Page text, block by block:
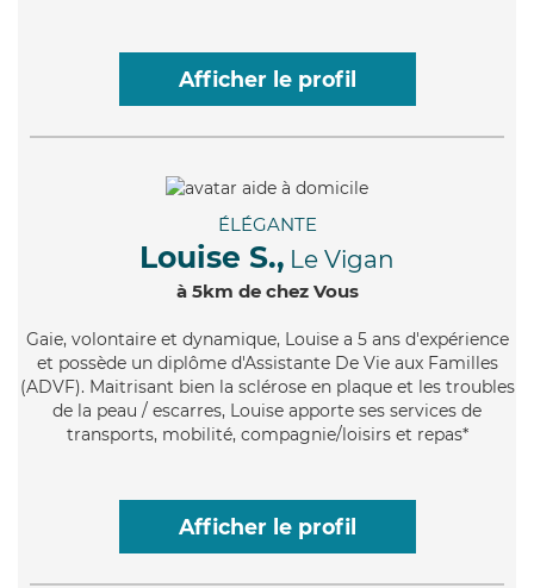
Afficher le profil
ÉLÉGANTE
Louise S., Le Vigan
à 5km de chez Vous
Gaie, volontaire et dynamique, Louise a 5 ans d'expérience
et possède un diplôme d'Assistante De Vie aux Familles
(ADVF). Maitrisant bien la sclérose en plaque et les troubles
de la peau / escarres, Louise apporte ses services de
transports, mobilité, compagnie/loisirs et repas*
Afficher le profil